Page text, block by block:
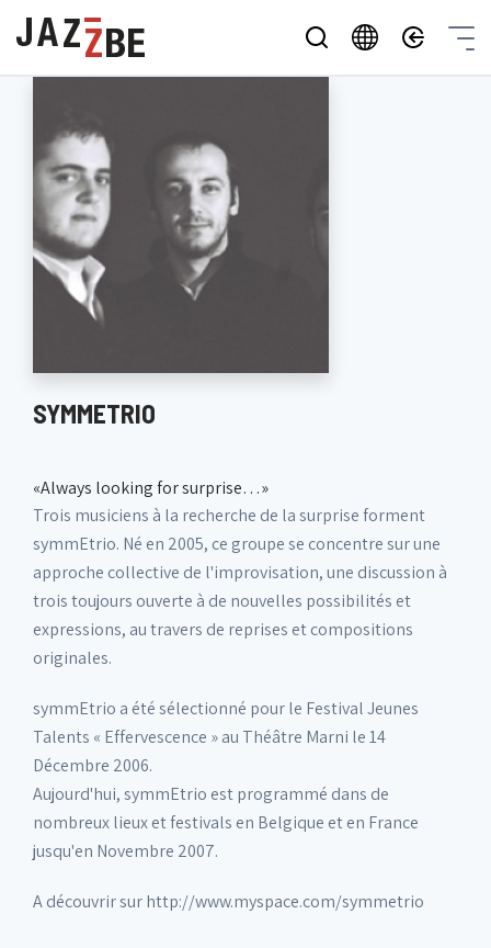
SYMMETRIO
«Always looking for surprise…»
Trois musiciens à la recherche de la surprise forment
symmEtrio. Né en 2005, ce groupe se concentre sur une
approche collective de l'improvisation, une discussion à
trois toujours ouverte à de nouvelles possibilités et
expressions, au travers de reprises et compositions
originales.
symmEtrio a été sélectionné pour le Festival Jeunes
Talents « Effervescence » au Théâtre Marni le 14
Décembre 2006.
Aujourd'hui, symmEtrio est programmé dans de
nombreux lieux et festivals en Belgique et en France
jusqu'en Novembre 2007.
A découvrir sur http://www.myspace.com/symmetrio